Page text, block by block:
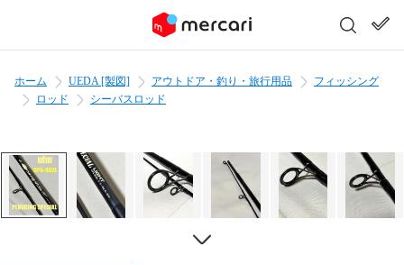
ホーム UEDA [製図] アウトドア・釣り・旅行用品
フィッシング
ロッド
シーバスロッド